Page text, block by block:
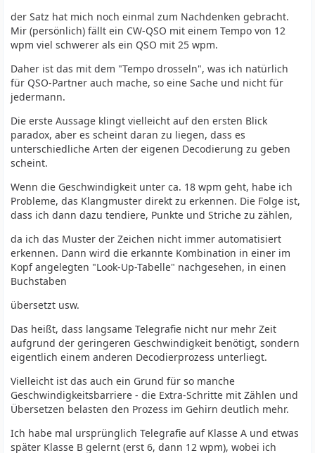
der Satz hat mich noch einmal zum Nachdenken gebracht.
Mir (persönlich) fällt ein CW-QSO mit einem Tempo von 12
wpm viel schwerer als ein QSO mit 25 wpm.
Daher ist das mit dem "Tempo drosseln", was ich natürlich
für QSO-Partner auch mache, so eine Sache und nicht für
jedermann.
Die erste Aussage klingt vielleicht auf den ersten Blick
paradox, aber es scheint daran zu liegen, dass es
unterschiedliche Arten der eigenen Decodierung zu geben
scheint.
Wenn die Geschwindigkeit unter ca. 18 wpm geht, habe ich
Probleme, das Klangmuster direkt zu erkennen. Die Folge ist,
dass ich dann dazu tendiere, Punkte und Striche zu zählen,
da ich das Muster der Zeichen nicht immer automatisiert
erkennen. Dann wird die erkannte Kombination in einer im
Kopf angelegten "Look-Up-Tabelle" nachgesehen, in einen
Buchstaben
übersetzt usw.
Das heißt, dass langsame Telegrafie nicht nur mehr Zeit
aufgrund der geringeren Geschwindigkeit benötigt, sondern
eigentlich einem anderen Decodierprozess unterliegt.
Vielleicht ist das auch ein Grund für so manche
Geschwindigkeitsbarriere - die Extra-Schritte mit Zählen und
Übersetzen belasten den Prozess im Gehirn deutlich mehr.
Ich habe mal ursprünglich Telegrafie auf Klasse A und etwas
später Klasse B gelernt (erst 6, dann 12 wpm), wobei ich